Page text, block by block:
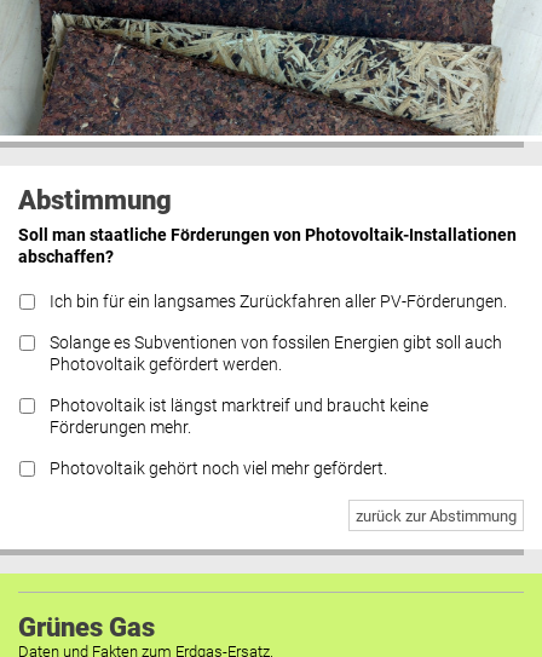
Abstimmung
Soll man staatliche Förderungen von Photovoltaik-Installationen
abschaffen?
Ich bin für ein langsames Zurückfahren aller PV-Förderungen.
Solange es Subventionen von fossilen Energien gibt soll auch
Photovoltaik gefördert werden.
Photovoltaik ist längst marktreif und braucht keine
Förderungen mehr.
Photovoltaik gehört noch viel mehr gefördert.
zurück zur Abstimmung
Grünes Gas
Daten und Fakten zum Erdgas-Ersatz.